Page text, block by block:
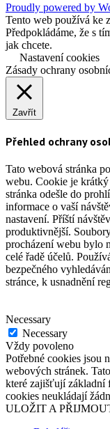
Proudly powered by
Tento web používá ke
Předpokládáme, že s
jak chcete.
Nastavení cookies
Zásady ochrany
Zavřít
Přehled ochrany
Tato webová stránka
webu. Cookie je
stránka odešle do
informace o vaší
nastavení. Příští
produktivnější.
procházení webu bylo
celé řadě účelů.
bezpečného
stránce, k usnadnění
Necessary
Necessary
Vždy povoleno
Potřebné cookies jsou
webových stránek.
které zajišťují základní
cookies neukládají
ULOŽIT A